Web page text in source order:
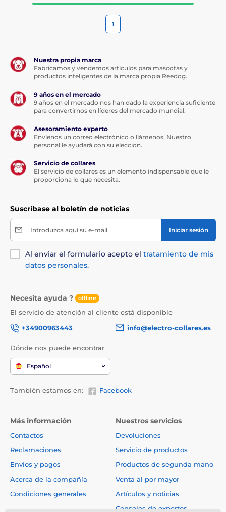
1
Nuestra propia marca
Fabricamos y vendemos artículos para mascotas y
productos inteligentes de la marca propia Reedog.
9 años en el mercado
9 años en el mercado nos han dado la experiencia suficiente
para convertirnos en líderes del mercado mundial.
Asesoramiento experto
Envíenos un correo electrónico o llámenos. Nuestro
personal le ayudará con su eleccion.
Servicio de collares
El servicio de collares es un elemento indispensable que le
proporciona lo que necesita.
Suscríbase al boletín de noticias
Introduzca aquí su e-mail Iniciar sesión
Al enviar el formulario acepto el tratamiento de mis
datos personales.
Necesita ayuda ? offline
El servicio de atención al cliente está disponible
+34900963443
info@electro-collares.es
Dónde nos puede encontrar
Español
También estamos en: Facebook
Más información
Contactos
Reclamaciones
Envíos y pagos
Acerca de la compañía
Condiciones generales
Nuestros servicios
Devoluciones
Servicio de productos
Productos de segunda mano
Venta al por mayor
Artículos y noticias
Consejos de expertos